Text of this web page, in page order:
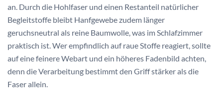
an. Durch die Hohlfaser und einen Restanteil natürlicher
Begleitstoffe bleibt Hanfgewebe zudem länger
geruchsneutral als reine Baumwolle, was im Schlafzimmer
praktisch ist. Wer empfindlich auf raue Stoffe reagiert, sollte
auf eine feinere Webart und ein höheres Fadenbild achten,
denn die Verarbeitung bestimmt den Griff stärker als die
Faser allein.